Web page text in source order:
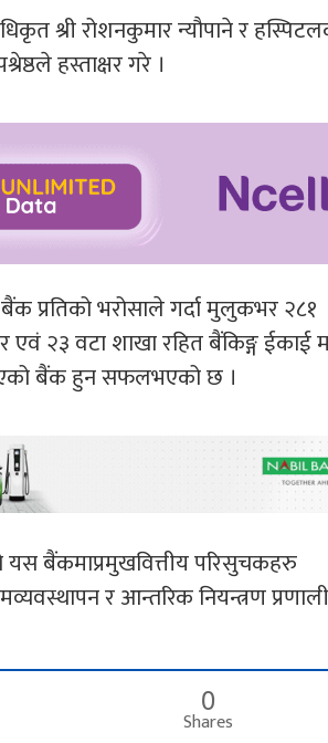
श्री रोशनकुमार न्यौपाने र
हस्ताक्षर गरे ।
प्रतिको भरोसाले गर्दा मुलुकभर २८१
२३ वटा शाखा रहित बैंकिङ्ग ईकाई
बैंक हुन सफलभएको छ ।
यस बैंकमाप्रमुखवित्तीय परिसुचकहरु
र आन्तरिक नियन्त्रण
0
Shares